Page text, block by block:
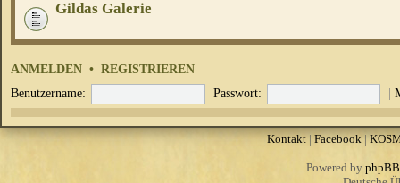
Gildas Galerie
ANMELDEN • REGISTRIEREN
Benutzername: Passwort: |
Kontakt| Facebook|
Powered by phpBB